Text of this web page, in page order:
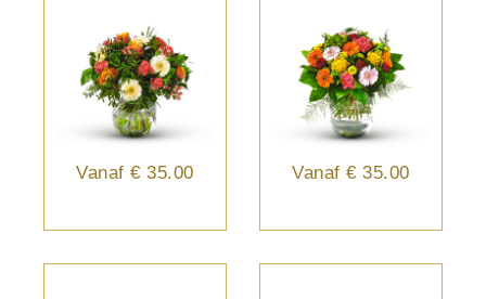
Vanaf € 35.00 Vanaf € 35.00